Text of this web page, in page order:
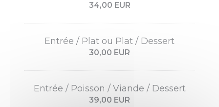
34,00 EUR
Entrée / Plat ou Plat / Dessert
30,00 EUR
Entrée / Poisson / Viande / Dessert
39,00 EUR